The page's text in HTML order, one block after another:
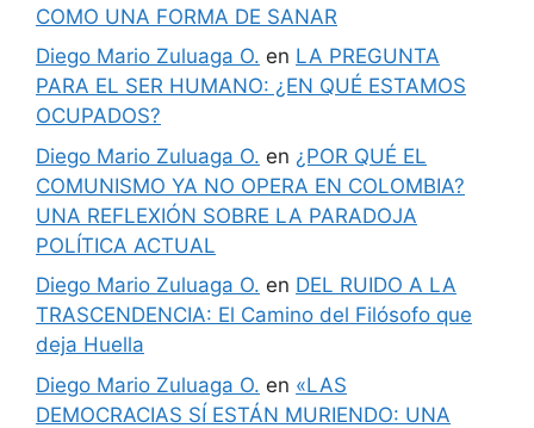
COMO UNA FORMA DE SANAR
Diego Mario Zuluaga O. en LA PREGUNTA
PARA EL SER HUMANO: ¿EN QUÉ ESTAMOS
OCUPADOS?
Diego Mario Zuluaga O. en ¿POR QUÉ EL
COMUNISMO YA NO OPERA EN COLOMBIA?
UNA REFLEXIÓN SOBRE LA PARADOJA
POLÍTICA ACTUAL
Diego Mario Zuluaga O. en DEL RUIDO A LA
TRASCENDENCIA: El Camino del Filósofo que
deja Huella
Diego Mario Zuluaga O. en «LAS
DEMOCRACIAS SÍ ESTÁN MURIENDO: UNA